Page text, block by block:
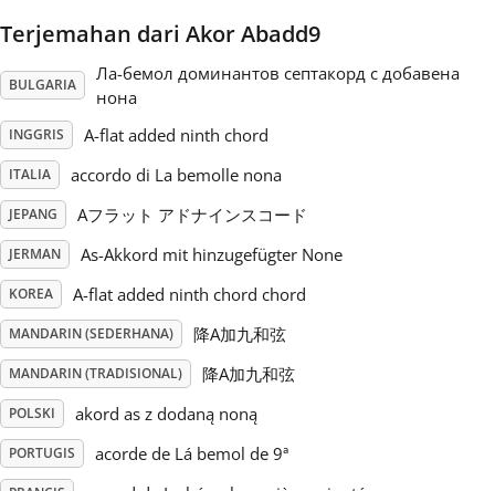
Русский
Svenska
Tiếng Việt
Türkçe
Українська
简体中文
繁體中文
Terjemahan dari Akor Abadd9
BULGARIA
Ла-бемол доминантов септакорд с добавена
нона
INGGRIS A-flat added ninth chord
ITALIA accordo di La bemolle nona
JEPANG Aフラット アドナインスコード
JERMAN As-Akkord mit hinzugefügter None
KOREA A-flat added ninth chord chord
MANDARIN (SEDERHANA) 降A加九和弦
MANDARIN (TRADISIONAL) 降A加九和弦
POLSKI akord as z dodaną noną
PORTUGIS acorde de Lá bemol de 9ª